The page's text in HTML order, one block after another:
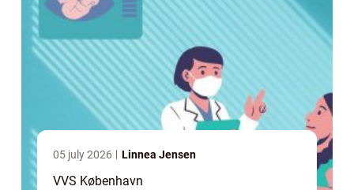
05 july 2026 Linnea Jensen
VVS København